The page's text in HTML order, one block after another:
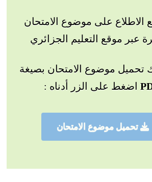
الاطلاع على موضوع الامتحان
عبر موقع التعليم الجزائري
تحميل موضوع الامتحان بصيغة
اضغط على الزر أدناه :
تحميل موضوع الامتحان